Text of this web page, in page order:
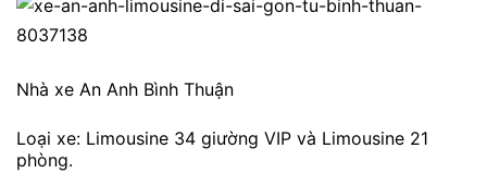
Nhà xe An Anh Bình Thuận
Loại xe: Limousine 34 giường VIP và Limousine 21
phòng.